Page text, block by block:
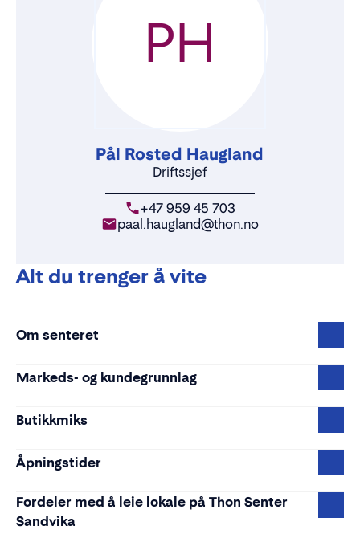
Pål Rosted Haugland
Driftssjef
+47 959 45 703
paal.haugland@thon.no
PH
Alt du trenger å vite
Om senteret
Markeds- og kundegrunnlag
Butikkmiks
Åpningstider
Fordeler med å leie lokale på Thon Senter
Sandvika